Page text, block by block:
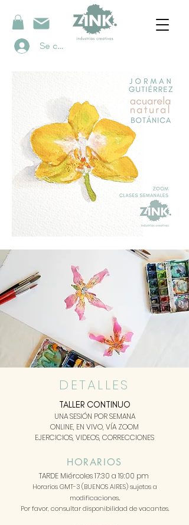
Se connecter
DETALLES
TALLER CONTINUO
UNA SESIÓN POR SEMANA
ONLINE, EN VIVO, VÍA ZOOM
EJERCICIOS, VIDEOS, CORRECCIONES
HORARIOS
TARDE Miércoles 17:30 a 19:00 pm
Horarios GMT-3 (BUENOS AIRES) sujetos a
modificaciones..
Por favor, consultar disponibilidad de vacantes.